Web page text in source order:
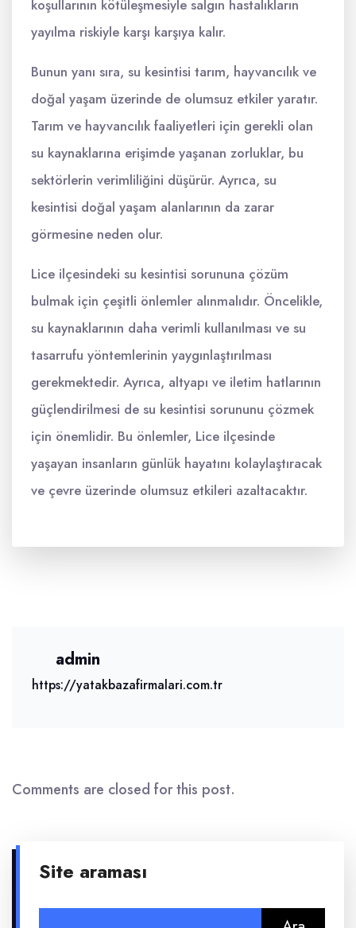
koşullarının kötüleşmesiyle salgın hastalıkların
yayılma riskiyle karşı karşıya kalır.
Bunun yanı sıra, su kesintisi tarım, hayvancılık ve
doğal yaşam üzerinde de olumsuz etkiler yaratır.
Tarım ve hayvancılık faaliyetleri için gerekli olan
su kaynaklarına erişimde yaşanan zorluklar, bu
sektörlerin verimliliğini düşürür. Ayrıca, su
kesintisi doğal yaşam alanlarının da zarar
görmesine neden olur.
Lice ilçesindeki su kesintisi sorununa çözüm
bulmak için çeşitli önlemler alınmalıdır. Öncelikle,
su kaynaklarının daha verimli kullanılması ve su
tasarrufu yöntemlerinin yaygınlaştırılması
gerekmektedir. Ayrıca, altyapı ve iletim hatlarının
güçlendirilmesi de su kesintisi sorununu çözmek
için önemlidir. Bu önlemler, Lice ilçesinde
yaşayan insanların günlük hayatını kolaylaştıracak
ve çevre üzerinde olumsuz etkileri azaltacaktır.
admin
https://yatakbazafirmalari.com.tr
Comments are closed for this post.
Site araması